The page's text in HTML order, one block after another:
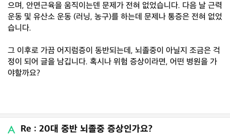
으며, 안면근육을 움직이는덴 문제가 전혀 없었습니다. 다음 날 근력
운동 및 유산소 운동 (러닝, 농구)를 하는데 문제나 통증은 전혀 없었
습니다.
그 이후로 가끔 어지럼증이 동반되는데, 뇌졸중이 아닐지 조금은 걱
정이 되어 글을 남깁니다. 혹시나 위험 증상이라면, 어떤 병원을 가
야할까요?
Re : 20대 중반 뇌졸중 증상인가요?